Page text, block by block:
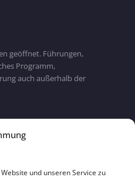
und unseren Service zu
31. Oktober
geöffnet. Führungen,
Programm,
auch außerhalb der